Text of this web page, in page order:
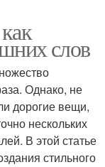
слов
Однако, не
дорогие вещи,
нескольких
В этой статье
стильного